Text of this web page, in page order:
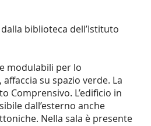
biblioteca dell’Istituto
modulabili per lo
su spazio verde. La
Comprensivo. L’edificio in
dall’esterno anche
Nella sala è presente